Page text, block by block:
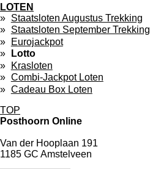
LOTEN
Staatsloten Augustus Trekking
Staatsloten September Trekking
Eurojackpot
Lotto
Krasloten
Combi-Jackpot Loten
Cadeau Box Loten
TOP
Posthoorn Online
Van der Hooplaan 191
1185 GC Amstelveen